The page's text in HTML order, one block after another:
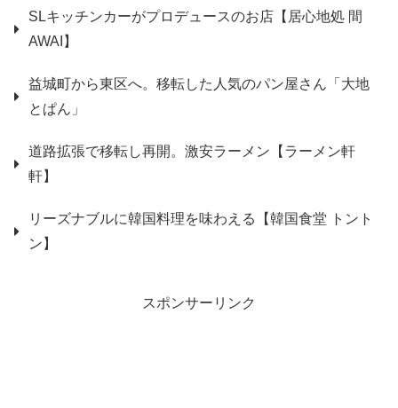
SLキッチンカーがプロデュースのお店【居心地処 間
AWAI】
益城町から東区へ。移転した人気のパン屋さん「大地
とぱん」
道路拡張で移転し再開。激安ラーメン【ラーメン軒
軒】
リーズナブルに韓国料理を味わえる【韓国食堂 トント
ン】
スポンサーリンク